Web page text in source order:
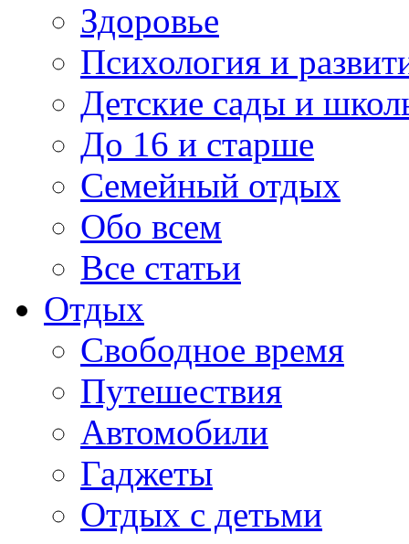
Здоровье
Психология и
Детские сады и
До 16 и старше
Семейный отдых
Обо всем
Все статьи
Отдых
Свободное время
Путешествия
Автомобили
Гаджеты
Отдых с детьми